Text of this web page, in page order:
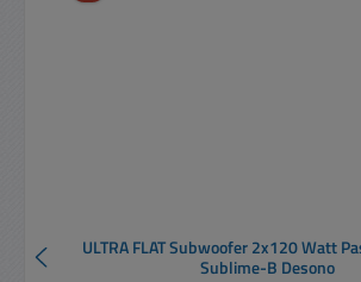
ULTRA FLAT Subwoofer 2x120 Watt
Sublime-B Desono